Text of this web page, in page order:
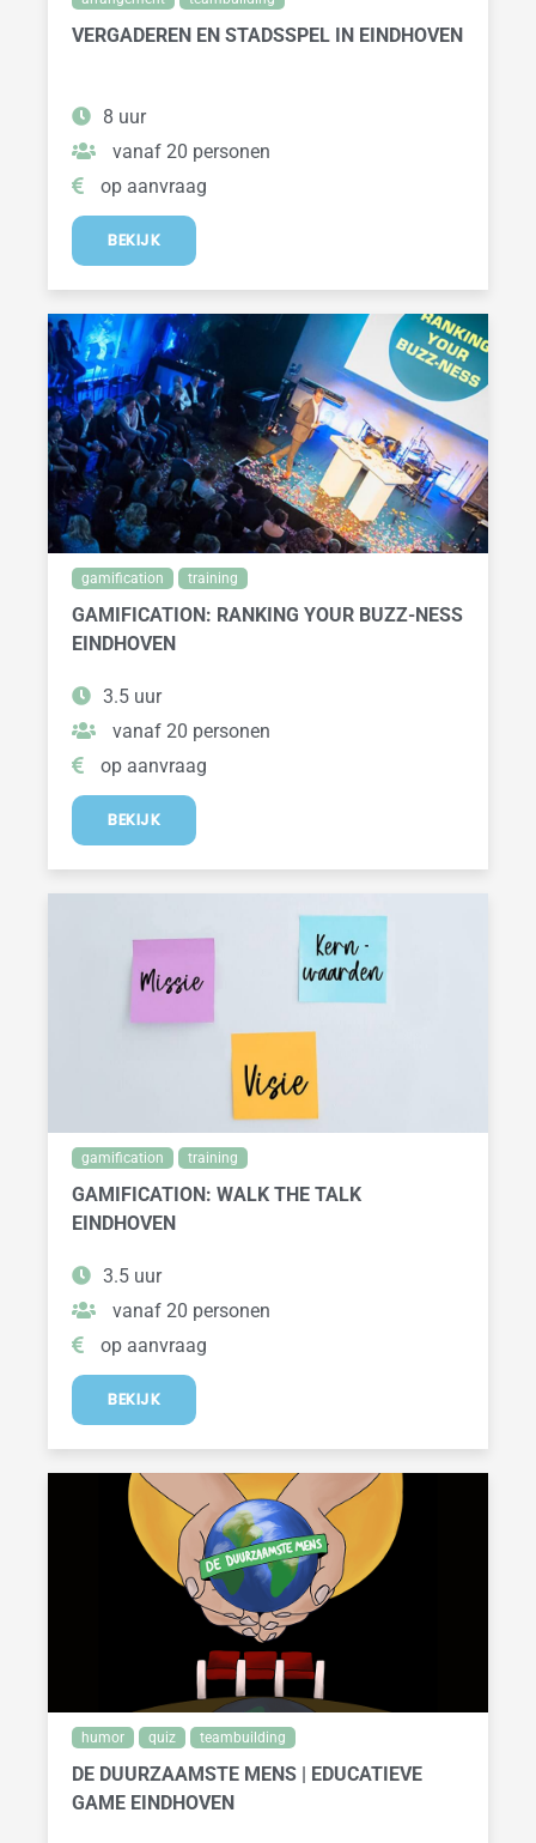
VERGADEREN EN STADSSPEL IN EINDHOVEN
8 uur
vanaf 20 personen
op aanvraag
BEKIJK
gamification training
GAMIFICATION: RANKING YOUR BUZZ-NESS
EINDHOVEN
3.5 uur
vanaf 20 personen
op aanvraag
BEKIJK
gamification training
GAMIFICATION: WALK THE TALK
EINDHOVEN
3.5 uur
vanaf 20 personen
op aanvraag
BEKIJK
humor quiz teambuilding
DE DUURZAAMSTE MENS | EDUCATIEVE
GAME EINDHOVEN